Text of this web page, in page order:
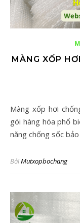
MÀNG XỐP
Màng xốp hơi chống sốc giá rẻ được xem là vật liệu đóng
gói hàng hóa phổ
năng chống sốc
BởiMutxopbochang